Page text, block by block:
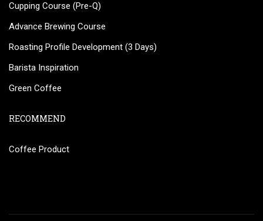
Cupping Course (Pre-Q)
Advance Brewing Course
Roasting Profile Development (3 Days)
Barista Inspiration
Green Coffee
RECOMMEND
Coffee Product